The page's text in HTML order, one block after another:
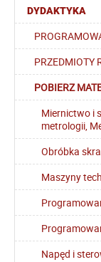
DYDAKTYKA
PRZEDMIOTY
POBIERZ
Miernictwo i
metrologii,
Obróbka
Maszyny
Napęd i